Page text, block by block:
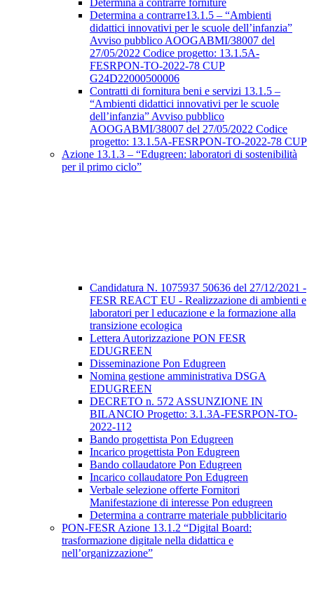
Determina a contrarre forniture
Determina a contrarre13.1.5 – “Ambienti
didattici innovativi per le scuole dell’infanzia”
Avviso pubblico AOOGABMI/38007 del
27/05/2022 Codice progetto: 13.1.5A-
FESRPON-TO-2022-78 CUP
G24D22000500006
Contratti di fornitura beni e servizi 13.1.5 –
“Ambienti didattici innovativi per le scuole
dell’infanzia” Avviso pubblico
AOOGABMI/38007 del 27/05/2022 Codice
progetto: 13.1.5A-FESRPON-TO-2022-78 CUP
Azione 13.1.3 – “Edugreen: laboratori di sostenibilità
per il primo ciclo”
Candidatura N. 1075937 50636 del 27/12/2021 -
FESR REACT EU - Realizzazione di ambienti e
laboratori per l educazione e la formazione alla
transizione ecologica
Lettera Autorizzazione PON FESR
EDUGREEN
Disseminazione Pon Edugreen
Nomina gestione amministrativa DSGA
EDUGREEN
DECRETO n. 572 ASSUNZIONE IN
BILANCIO Progetto: 3.1.3A-FESRPON-TO-
2022-112
Bando progettista Pon Edugreen
Incarico progettista Pon Edugreen
Bando collaudatore Pon Edugreen
Incarico collaudatore Pon Edugreen
Verbale selezione offerte Fornitori
Manifestazione di interesse Pon edugreen
Determina a contrarre materiale pubblicitario
PON-FESR Azione 13.1.2 “Digital Board:
trasformazione digitale nella didattica e
nell’organizzazione”